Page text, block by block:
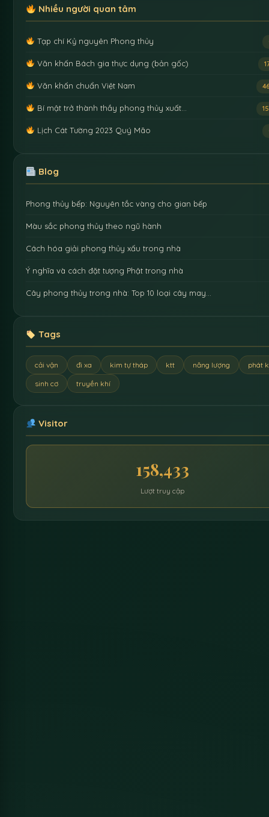
Nhiều người quan tâm
Tạp chí Kỷ nguyên Phong thủy
Văn khấn Bách gia thực dụng (bản gốc)
Văn khấn chuẩn Việt Nam
Bí mật trở thành thầy phong thủy xuất…
Lịch Cát Tường 2023 Quý Mão
Blog
Phong thủy bếp: Nguyên tắc vàng cho gian bếp
Màu sắc phong thủy theo ngũ hành
Cách hóa giải phong thủy xấu trong nhà
Ý nghĩa và cách đặt tượng Phật trong nhà
Cây phong thủy trong nhà: Top 10 loại cây may…
Tags
cải vận đi xa kim tự tháp ktt năng lượng phát
sinh cơ truyền khí
Visitor
158,433
Lượt truy cập